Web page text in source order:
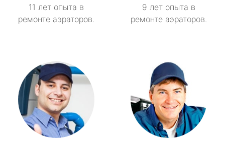
11 лет опыта в
ремонте аэраторов.
9 лет опыта в
ремонте аэраторов.